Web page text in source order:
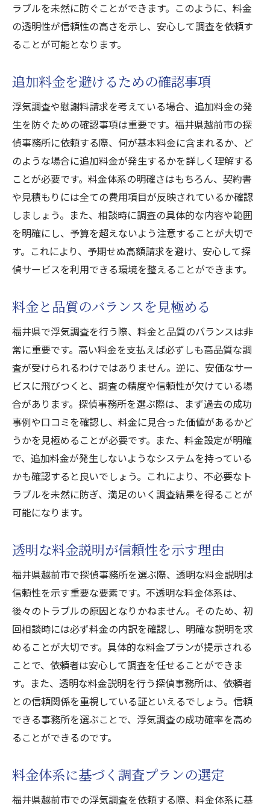
ラブルを未然に防ぐことができます。このように、料金
の透明性が信頼性の高さを示し、安心して調査を依頼す
ることが可能となります。
追加料金を避けるための確認事項
浮気調査や慰謝料請求を考えている場合、追加料金の発
生を防ぐための確認事項は重要です。福井県越前市の探
偵事務所に依頼する際、何が基本料金に含まれるか、ど
のような場合に追加料金が発生するかを詳しく理解する
ことが必要です。料金体系の明確さはもちろん、契約書
や見積もりには全ての費用項目が反映されているか確認
しましょう。また、相談時に調査の具体的な内容や範囲
を明確にし、予算を超えないよう注意することが大切で
す。これにより、予期せぬ高額請求を避け、安心して探
偵サービスを利用できる環境を整えることができます。
料金と品質のバランスを見極める
福井県で浮気調査を行う際、料金と品質のバランスは非
常に重要です。高い料金を支払えば必ずしも高品質な調
査が受けられるわけではありません。逆に、安価なサー
ビスに飛びつくと、調査の精度や信頼性が欠けている場
合があります。探偵事務所を選ぶ際は、まず過去の成功
事例や口コミを確認し、料金に見合った価値があるかど
うかを見極めることが必要です。また、料金設定が明確
で、追加料金が発生しないようなシステムを持っている
かも確認すると良いでしょう。これにより、不必要なト
ラブルを未然に防ぎ、満足のいく調査結果を得ることが
可能になります。
透明な料金説明が信頼性を示す理由
福井県越前市で探偵事務所を選ぶ際、透明な料金説明は
信頼性を示す重要な要素です。不透明な料金体系は、
後々のトラブルの原因となりかねません。そのため、初
回相談時には必ず料金の内訳を確認し、明確な説明を求
めることが大切です。具体的な料金プランが提示される
ことで、依頼者は安心して調査を任せることができま
す。また、透明な料金説明を行う探偵事務所は、依頼者
との信頼関係を重視している証といえるでしょう。信頼
できる事務所を選ぶことで、浮気調査の成功確率を高め
ることができるのです。
料金体系に基づく調査プランの選定
福井県越前市での浮気調査を依頼する際、料金体系に基